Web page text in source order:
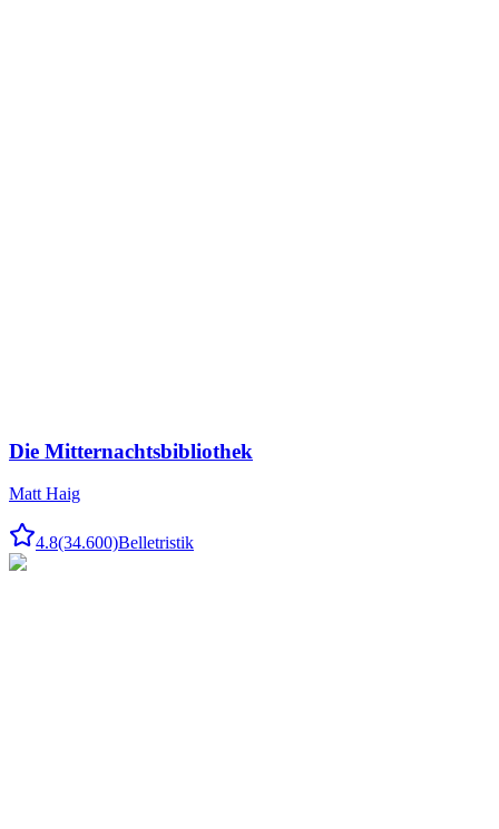
Die Mitternachtsbibliothek
Matt Haig
4.8(34.600)Belletristik